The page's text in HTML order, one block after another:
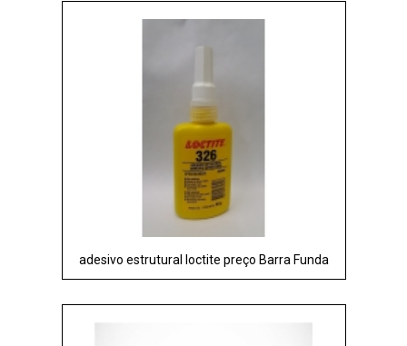
adesivo estrutural loctite preço Barra Funda